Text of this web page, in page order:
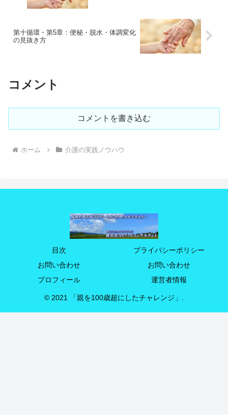
第十循環・第5章：便秘・脱水・体調変化
の見抜き方
コメント
コメントを書き込む
ホーム 介護の実践ノウハウ
目次
プライバシーポリシー
お問い合わせ
お問い合わせ
プロフィール
運営者情報
© 2021 「親を100歳超にしたチャレンジ」.